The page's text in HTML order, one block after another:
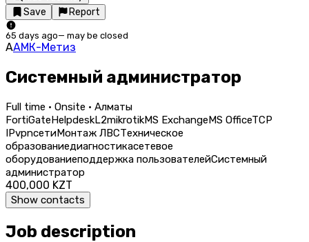
Save
Report
65 days ago— may be closed
ААМК-Метиз
Системный администратор
Full time · Onsite · Алматы
FortiGateHelpdeskL2mikrotikMS ExchangeMS OfficeTCP
IPvpnсетиМонтаж ЛВСТехническое
образованиедиагностикасетевое
оборудованиеподдержка пользователейСистемный
администратор
400,000 KZT
Show contacts
Job description